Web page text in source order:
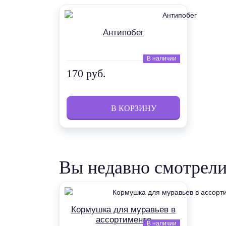
Антипобег
В наличии
170 руб.
Вы недавно
Кормушка для муравьев в
ассортиментеВ наличии